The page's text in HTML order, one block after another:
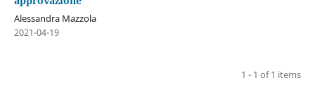
Alessandra Mazzola
2021-04-19
1 - 1 of 1 items